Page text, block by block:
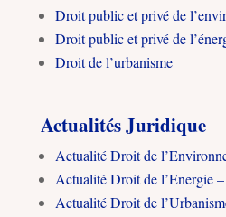
Droit public et privé de
Droit public et privé de
Droit de l’urbanisme
Actualités Juridique
Actualité Droit de
Actualité Droit de l’Energie
Actualité Droit de